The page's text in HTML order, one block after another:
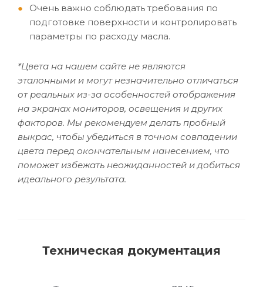
Очень важно соблюдать требования по
подготовке поверхности и контролировать
параметры по расходу масла.
*Цвета на нашем сайте не являются
эталонными и могут незначительно отличаться
от реальных из-за особенностей отображения
на экранах мониторов, освещения и других
факторов. Мы рекомендуем делать пробный
выкрас, чтобы убедиться в точном совпадении
цвета перед окончательным нанесением, что
поможет избежать неожиданностей и добиться
идеального результата.
Техническая документация